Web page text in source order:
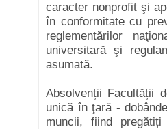
caracter nonprofit şi
în conformitate cu
reglementărilor
universitară şi
asumată.
Absolvenții Facultății
unică în ţară -
muncii, fiind